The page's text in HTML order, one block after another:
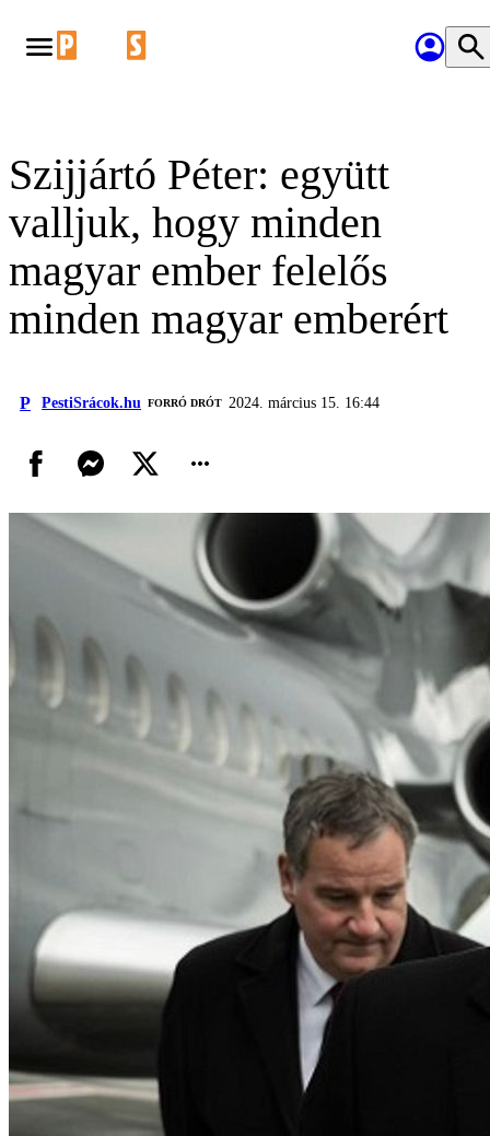
Szijjártó Péter: együtt
valljuk, hogy minden
magyar ember felelős
minden magyar emberért
P PestiSrácok.hu FORRÓ DRÓT 2024. március 15. 16:44